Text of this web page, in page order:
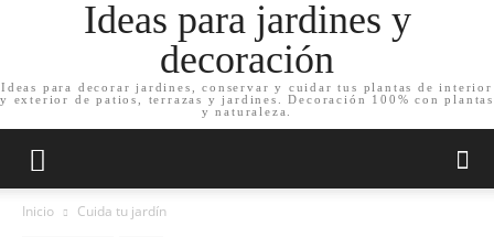
Ideas para jardines y
decoración
Ideas para decorar jardines, conservar y cuidar tus plantas de interior
y exterior de patios, terrazas y jardines. Decoración 100% con plantas
y naturaleza.
Inicio Cuida tu jardín